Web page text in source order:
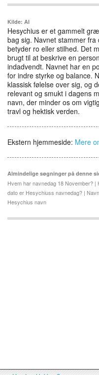
Kilde: AI
Hesychius er et gammelt
bag sig. Navnet stammer
betyder ro eller stilhed. Det
brugt til at beskrive en
indadvendt. Navnet har en
for indre styrke og balance.
klassisk følelse over sig, og
relevant og smukt i dagens
navn, der minder os om
travl og hektisk verden.
Ekstern hjemmeside: Mere
Almindelige søgninger på denne
Hvem har navnedag 18 November?
dato er Hesychiuss navnedag? |
Hesychius navn